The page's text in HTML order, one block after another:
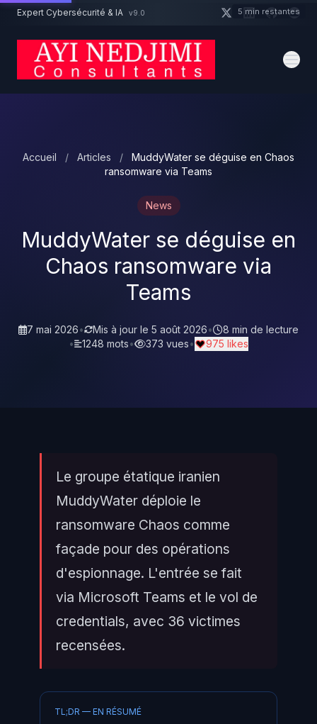
Aller au contenu principal
Expert Cybersécurité & IA v9.0
Accueil / Articles /
MuddyWater se déguise en Chaos
ransomware via Teams
News
MuddyWater se déguise en
Chaos ransomware via
Teams
7 mai 2026• Mis à jour le 5 août 2026•
8 min de lecture
•
1248 mots• 373 vues• 975 likes
Le groupe étatique iranien
MuddyWater déploie le
ransomware Chaos comme
façade pour des opérations
d'espionnage. L'entrée se fait
via Microsoft Teams et le vol de
credentials, avec 36 victimes
recensées.
TL;DR — EN RÉSUMÉ
Un projet cybersécurité ? 5 min restantes